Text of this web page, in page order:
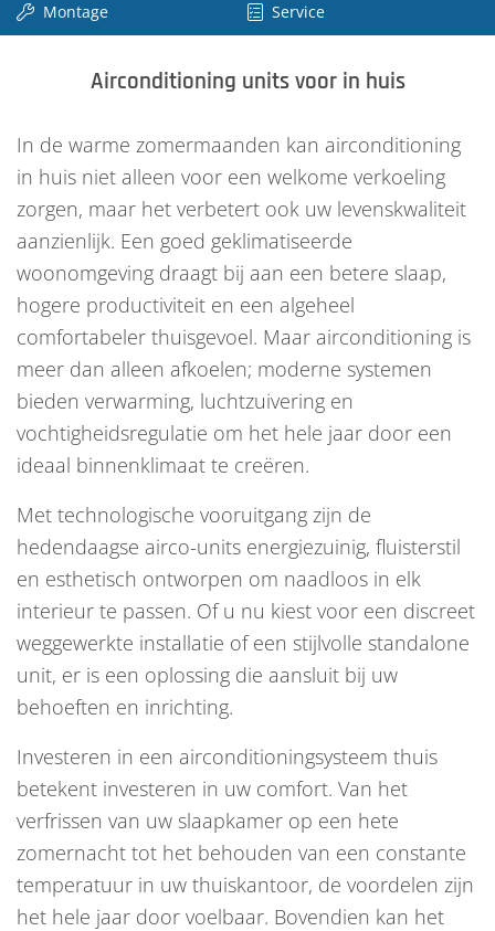
Montage Service
Airconditioning units voor in huis
In de warme zomermaanden kan airconditioning
in huis niet alleen voor een welkome verkoeling
zorgen, maar het verbetert ook uw levenskwaliteit
aanzienlijk. Een goed geklimatiseerde
woonomgeving draagt bij aan een betere slaap,
hogere productiviteit en een algeheel
comfortabeler thuisgevoel. Maar airconditioning is
meer dan alleen afkoelen; moderne systemen
bieden verwarming, luchtzuivering en
vochtigheidsregulatie om het hele jaar door een
ideaal binnenklimaat te creëren.
Met technologische vooruitgang zijn de
hedendaagse airco-units energiezuinig, fluisterstil
en esthetisch ontworpen om naadloos in elk
interieur te passen. Of u nu kiest voor een discreet
weggewerkte installatie of een stijlvolle standalone
unit, er is een oplossing die aansluit bij uw
behoeften en inrichting.
Investeren in een airconditioningsysteem thuis
betekent investeren in uw comfort. Van het
verfrissen van uw slaapkamer op een hete
zomernacht tot het behouden van een constante
temperatuur in uw thuiskantoor, de voordelen zijn
het hele jaar door voelbaar. Bovendien kan het